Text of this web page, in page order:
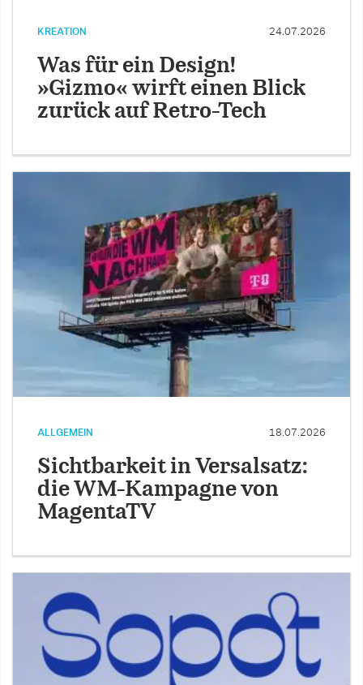
KREATION 24.07.2026
Was für ein Design!
»Gizmo« wirft einen Blick
zurück auf Retro-Tech
ALLGEMEIN 18.07.2026
Sichtbarkeit in Versalsatz:
die WM-Kampagne von
MagentaTV